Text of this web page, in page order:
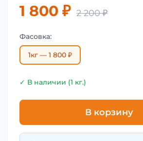
1 800 ₽ 2 200 ₽
Фасовка:
1кг — 1 800 ₽
✓ В наличии (1 кг.)
В корзину